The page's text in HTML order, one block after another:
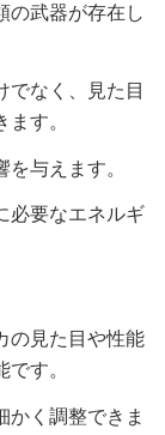
の武器が存在し
でなく、見た目
す。
与えます。
必要なエネルギ
の見た目や性能
す。
かく調整できま